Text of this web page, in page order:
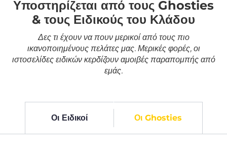
Υποστηρίζεται από τους Ghosties
& τους Ειδικούς του Κλάδου
Δες τι έχουν να πουν μερικοί από τους πιο
ικανοποιημένους πελάτες μας. Μερικές φορές, οι
ιστοσελίδες ειδικών κερδίζουν αμοιβές παραπομπής από
εμάς.
Οι Ειδικοί Οι Ghosties